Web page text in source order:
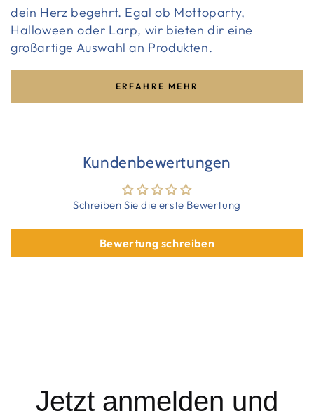
dein Herz begehrt. Egal ob Mottoparty,
Halloween oder Larp, wir bieten dir eine
großartige Auswahl an Produkten.
ERFAHRE MEHR
Kundenbewertungen
Schreiben Sie die erste Bewertung
Bewertung schreiben
Jetzt anmelden und